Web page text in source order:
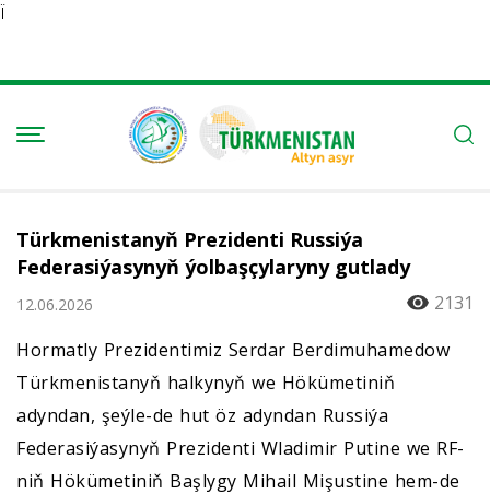
Ï
Türkmenistanyň Prezidenti Russiýa
Federasiýasynyň ýolbaşçylaryny gutlady
12.06.2026
2131
Hormatly Prezidentimiz Serdar Berdimuhamedow
Türkmenistanyň halkynyň we Hökümetiniň
adyndan, şeýle-de hut öz adyndan Russiýa
Federasiýasynyň Prezidenti Wladimir Putine we RF-
niň Hökümetiniň Başlygy Mihail Mişustine hem-de